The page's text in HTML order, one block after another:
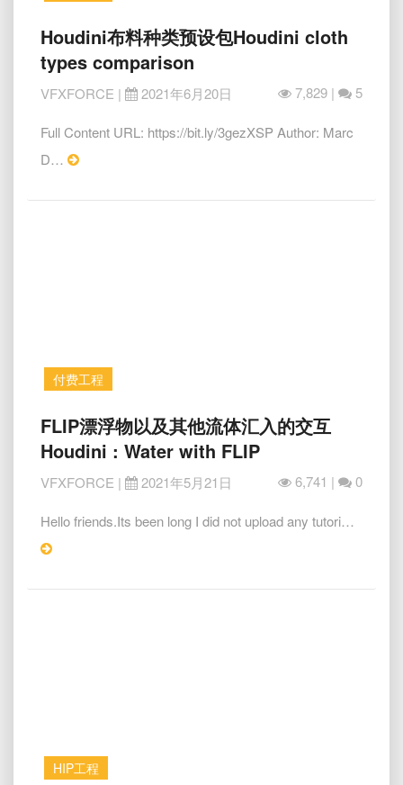
Houdini
布
料
种
预
设
包
Houdini布料种类预设包Houdini cloth
types comparison
VFXFORCE | 2021年6月20日 7,829 | 5
Full Content URL: https://bit.ly/3gezXSP Author: Marc
D…
Read
付费工程
FLIP
漂
浮
物
及
其
他
Water
with
FLIP漂浮物以及其他流体汇入的交互
Houdini : Water with FLIP
VFXFORCE | 2021年5月21日 6,741 | 0
Hello friends.Its been long I did not upload any tutori…
Read
HIP工程